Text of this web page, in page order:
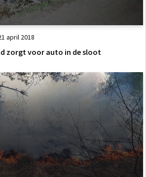
april 2018
zorgt voor auto in de sloot